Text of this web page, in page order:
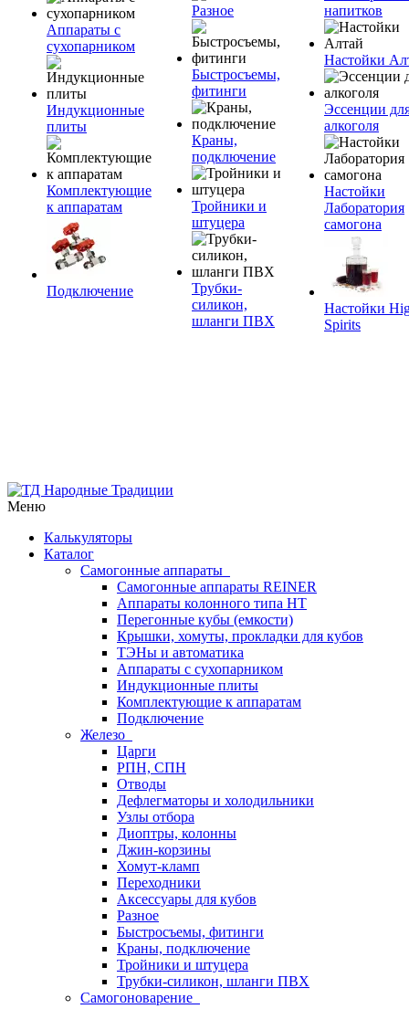
Аппараты с
сухопарником
Индукционные
плиты
Комплектующие
к аппаратам
Подключение
Разное
Быстросъемы,
фитинги
Краны,
подключение
Тройники и
штуцера
Трубки-
силикон,
шланги ПВХ
напитков
Настойки
Эссенции
алкоголя
Настойки
Лаборатория
самогона
Настойки
Spirits
Меню
Калькуляторы
Каталог
Самогонные аппараты
Самогонные аппараты REINER
Аппараты колонного типа НТ
Перегонные кубы (емкости)
Крышки, хомуты, прокладки для кубов
ТЭНы и автоматика
Аппараты с сухопарником
Индукционные плиты
Комплектующие к аппаратам
Подключение
Железо
Царги
РПН, СПН
Отводы
Дефлегматоры и холодильники
Узлы отбора
Диоптры, колонны
Джин-корзины
Хомут-кламп
Переходники
Аксессуары для кубов
Разное
Быстросъемы, фитинги
Краны, подключение
Тройники и штуцера
Трубки-силикон, шланги ПВХ
Самогоноварение